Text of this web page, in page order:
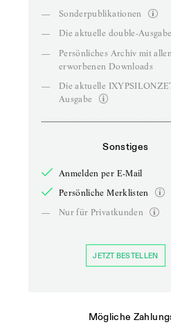
—
Sonderpublikationen
—
Die aktuelle double-Ausgabe
—
Persönliches Archiv mit
erworbenen Downloads
—
Die aktuelle
Ausgabe
Sonstiges
Anmelden per E-Mail
Persönliche Merklisten
—
Nur für Privatkunden
JETZT BESTELLEN
Mögliche